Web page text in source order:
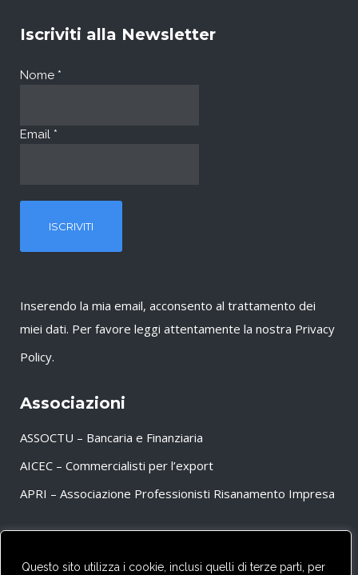
Questo sito utilizza i cookie, inclusi quelli di terze parti, per
Iscriviti alla Newsletter
Nome *
Email *
Inserendo la mia email, acconsento al trattamento dei
miei dati. Per favore leggi attentamente la nostra Privacy
Policy.
Associazioni
ASSOCTU – Bancaria e Finanziaria
AICEC – Commercialisti per l’export
APRI – Associazione Professionisti Risanamento Impresa
Partner